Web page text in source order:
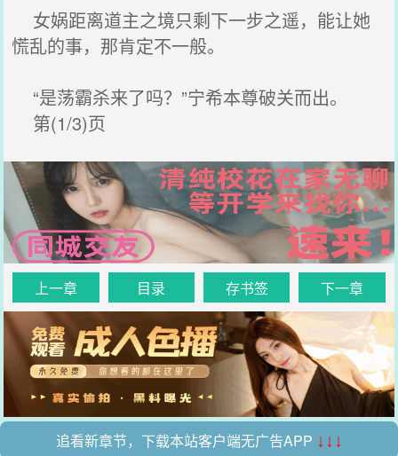
女娲距离道主之境只剩下一步之遥，能让她
慌乱的事，那肯定不一般。
“是荡霸杀来了吗？”宁希本尊破关而出。
第(1/3)页
上一章 目录 存书签 下一章
追看新章节，下载本站客户端无广告APP ↓↓↓